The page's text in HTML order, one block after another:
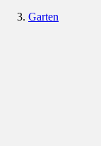
Garten